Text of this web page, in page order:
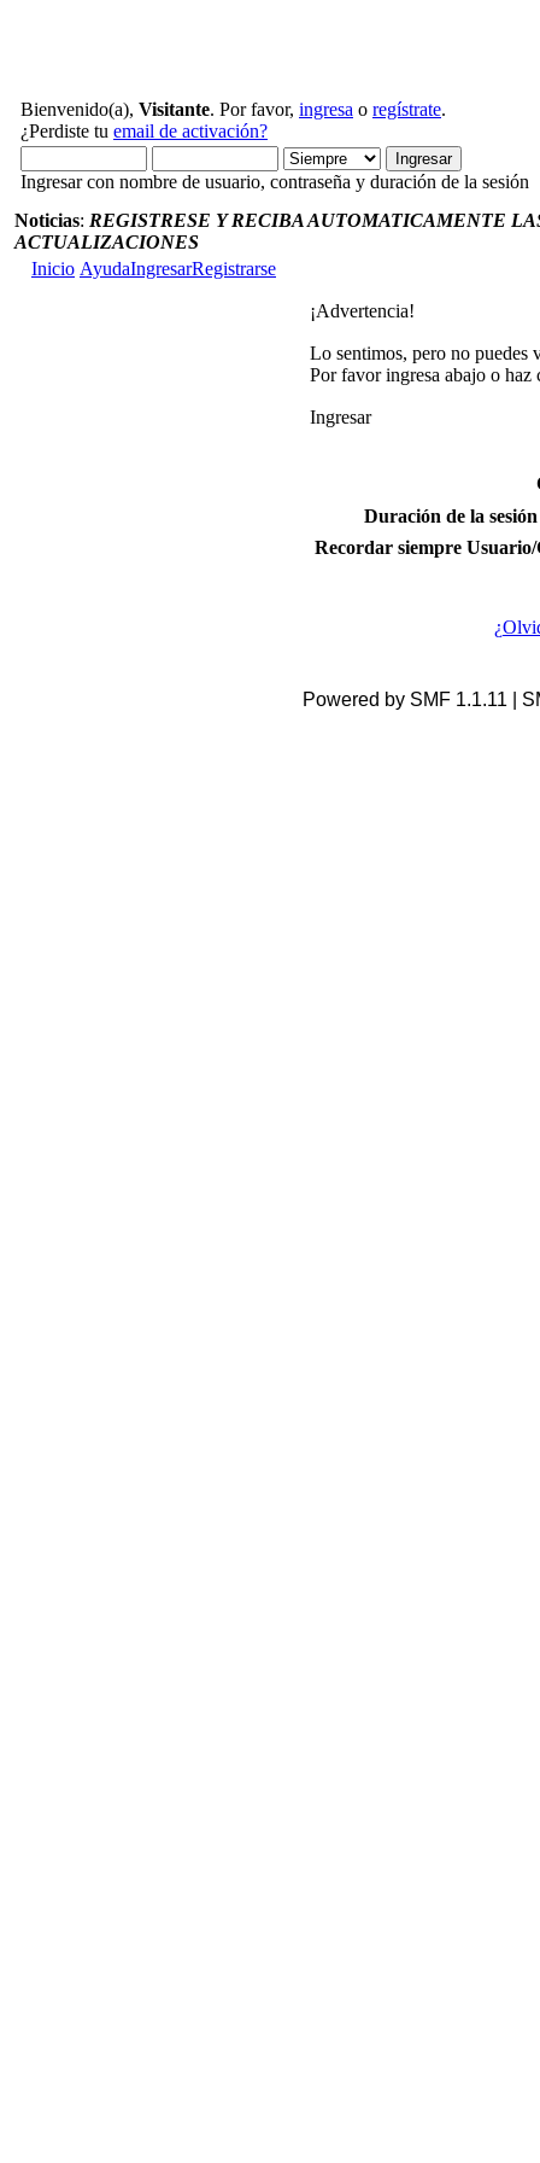
Bienvenido(a), Visitante. Por favor, ingresa o regístrate.
¿Perdiste tu email de activación?
Ingresar con nombre de usuario, contraseña y duración de la sesión
Noticias: REGISTRESE Y RECIBA AUTOMATICAMENTE
ACTUALIZACIONES
Inicio AyudaIngresarRegistrarse
¡Advertencia!
Lo sentimos, pero no puedes
Por favor ingresa abajo o
Ingresar
Duración de la
Recordar siempre
Powered by SMF 1.1.11 |